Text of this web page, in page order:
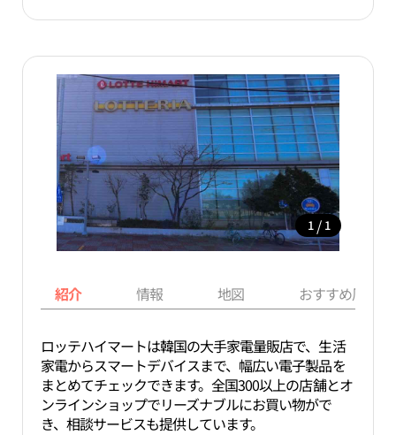
1 / 1
紹介 情報 地図 おすすめ周辺
ロッテハイマートは韓国の大手家電量販店で、生活
家電からスマートデバイスまで、幅広い電子製品を
まとめてチェックできます。全国300以上の店舗とオ
ンラインショップでリーズナブルにお買い物がで
き、相談サービスも提供しています。